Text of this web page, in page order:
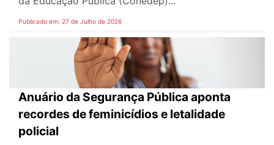
Publicado em: 27 de Julho de 2026
Anuário da Segurança Pública aponta
recordes de feminicídios e letalidade
policial